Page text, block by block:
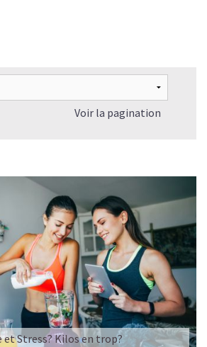
Voir la pagination
et Stress? Kilos en trop?